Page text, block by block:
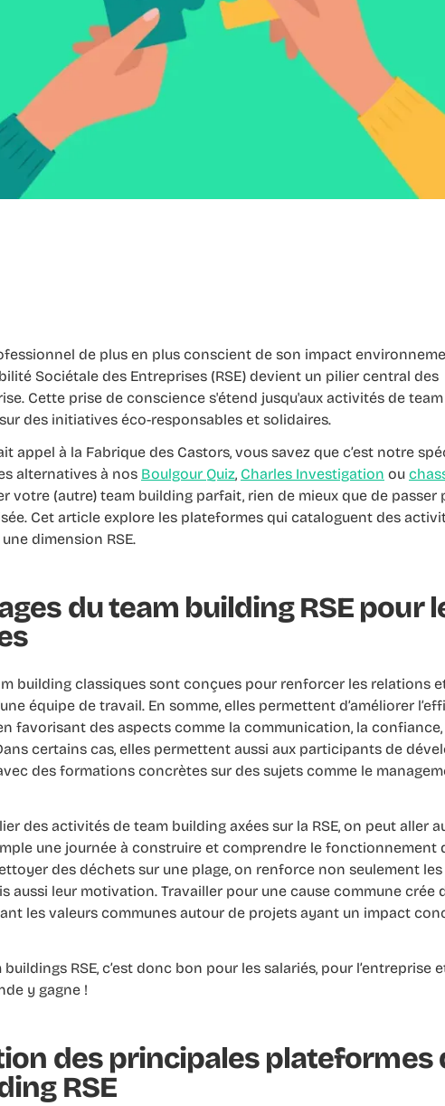
de plus en plus conscient de son impact
Sociétale des Entreprises (RSE) devient un pilier central des
Cette prise de conscience s'étend jusqu'aux activités de
des initiatives éco-responsables et solidaires.
appel à la Fabrique des Castors, vous savez que c’est notre
alternatives à nos Boulgour Quiz, Charles Investigation ou
votre (autre) team building parfait, rien de mieux que de passer
Cet article explore les plateformes qui cataloguent des
dimension RSE.
du team building RSE pour
building classiques sont conçues pour renforcer les relations
équipe de travail. En somme, elles permettent d’améliorer
favorisant des aspects comme la communication, la confiance,
certains cas, elles permettent aussi aux participants de
des formations concrètes sur des sujets comme le
des activités de team building axées sur la RSE, on peut aller
une journée à construire et comprendre le fonctionnement
des déchets sur une plage, on renforce non seulement
aussi leur motivation. Travailler pour une cause commune crée
les valeurs communes autour de projets ayant un impact
RSE, c’est donc bon pour les salariés, pour l’entreprise
y gagne !
des principales plateformes
RSE